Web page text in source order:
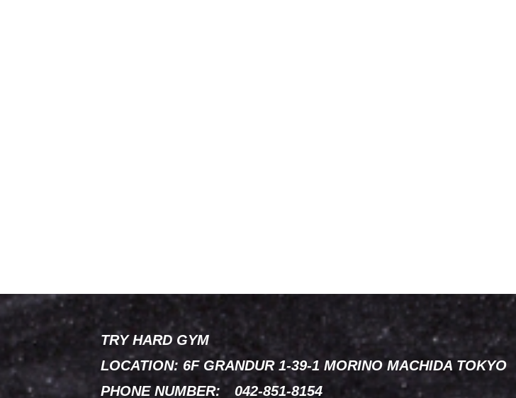
TRY HARD GYM
LOCATION: 6F GRANDUR 1-39-1 MORINO MACHIDA TOKYO
PHONE NUMBER: 042-851-8154